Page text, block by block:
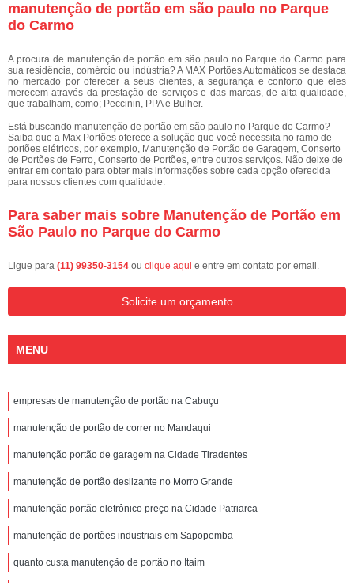
manutenção de portão em são paulo no Parque
do Carmo
A procura de manutenção de portão em são paulo no Parque do Carmo para
sua residência, comércio ou indústria? A MAX Portões Automáticos se destaca
no mercado por oferecer a seus clientes, a segurança e conforto que eles
merecem através da prestação de serviços e das marcas, de alta qualidade,
que trabalham, como; Peccinin, PPA e Bulher.
Está buscando manutenção de portão em são paulo no Parque do Carmo?
Saiba que a Max Portões oferece a solução que você necessita no ramo de
portões elétricos, por exemplo, Manutenção de Portão de Garagem, Conserto
de Portões de Ferro, Conserto de Portões, entre outros serviços. Não deixe de
entrar em contato para obter mais informações sobre cada opção oferecida
para nossos clientes com qualidade.
Para saber mais sobre Manutenção de Portão em
São Paulo no Parque do Carmo
Ligue para (11) 99350-3154 ou clique aqui e entre em contato por email.
Solicite um orçamento
MENU
empresas de manutenção de portão na Cabuçu
manutenção de portão de correr no Mandaqui
manutenção portão de garagem na Cidade Tiradentes
manutenção de portão deslizante no Morro Grande
manutenção portão eletrônico preço na Cidade Patriarca
manutenção de portões industriais em Sapopemba
quanto custa manutenção de portão no Itaim